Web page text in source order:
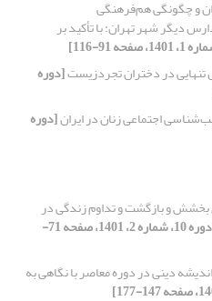
و چگونگی هم‌فرهنگی
دیگر شهر تهران: با تأکید بر
در دختران تجردزیست[دوره
اجتماعی زنان در ایران[دوره
بخشش و بازگشت و تداوم زندگی در
[دوره 10، شماره 2، 1401، صفحه 71-
دینی در دوره معاصر با نگاهی به